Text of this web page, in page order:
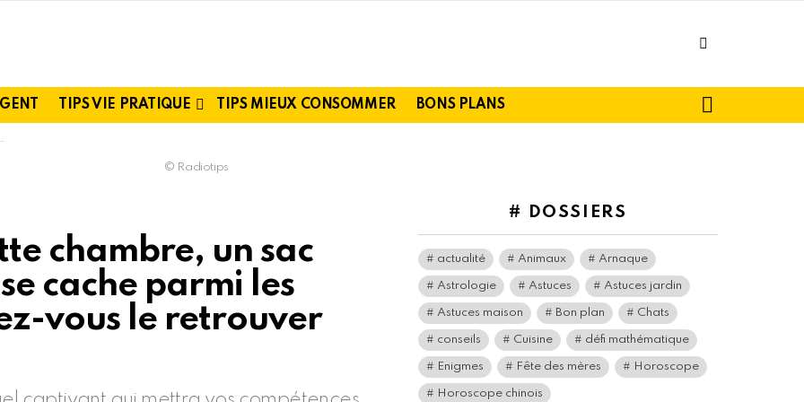
TIPS VIE PRATIQUE TIPS MIEUX CONSOMMER BONS PLANS
© Radiotips
chambre, un sac
cache parmi les
vous le retrouver
# DOSSIERS
actualité Animaux Arnaque
Astrologie Astuces Astuces jardin
Astuces maison Bon plan Chats
conseils Cuisine défi mathématique
Enigmes Fête des mères Horoscope
Horoscope chinois